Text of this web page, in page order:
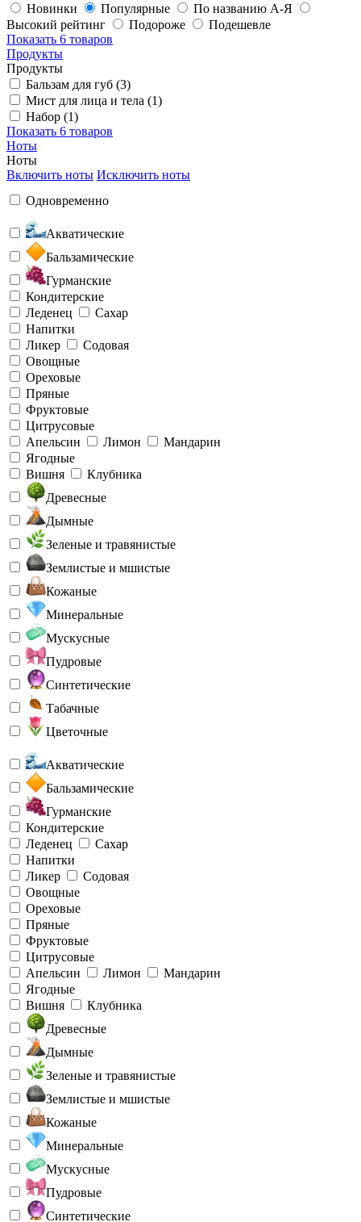
Новинки
Популярные
По названию А-Я
Высокий рейтинг
Подороже
Подешевле
Показать 6 товаров
Продукты
Продукты
Бальзам для губ (3)
Мист для лица и тела (1)
Набор (1)
Показать 6 товаров
Ноты
Ноты
Включить ноты Исключить ноты
Одновременно
Акватические
Бальзамические
Гурманские
Кондитерские
Леденец
Сахар
Напитки
Ликер
Содовая
Овощные
Ореховые
Пряные
Фруктовые
Цитрусовые
Апельсин
Лимон
Мандарин
Ягодные
Вишня
Клубника
Древесные
Дымные
Зеленые и травянистые
Землистые и мшистые
Кожаные
Минеральные
Мускусные
Пудровые
Синтетические
Табачные
Цветочные
Акватические
Бальзамические
Гурманские
Кондитерские
Леденец
Сахар
Напитки
Ликер
Содовая
Овощные
Ореховые
Пряные
Фруктовые
Цитрусовые
Апельсин
Лимон
Мандарин
Ягодные
Вишня
Клубника
Древесные
Дымные
Зеленые и травянистые
Землистые и мшистые
Кожаные
Минеральные
Мускусные
Пудровые
Синтетические